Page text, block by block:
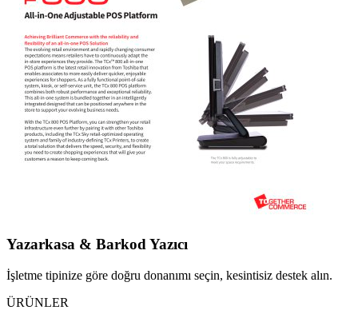
Yazarkasa & Barkod Yazıcı
İşletme tipinize göre doğru donanımı seçin, kesintisiz destek alın.
ÜRÜNLER